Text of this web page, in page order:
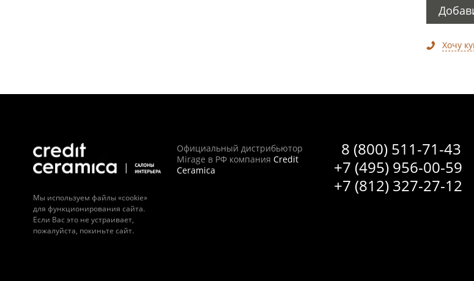
Хочу
Мы используем файлы «cookie»
для функционирования сайта.
Если Вас это не устраивает,
пожалуйста, покиньте сайт.
8 (800) 511-71-43
+7 (495) 956-00-59
+7 (812) 327-27-12
Официальный дистрибьютор
Mirage в РФ компания Credit
Ceramica